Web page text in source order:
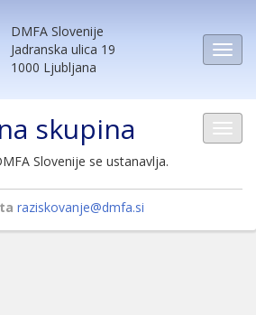
DMFA Slovenije
Jadranska ulica 19
1000 Ljubljana
skupina
Slovenije se ustanavlja.
raziskovanje@dmfa.si